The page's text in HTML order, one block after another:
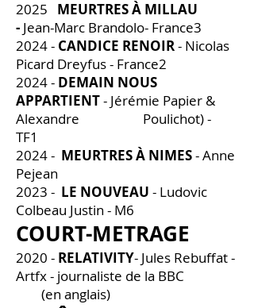
2025 MEURTRES À MILLAU
- Jean-Marc Brandolo- France3
2024 - CANDICE RENOIR- Nicolas
Picard Dreyfus - France2
2024 - DEMAIN NOUS
APPARTIENT- Jérémie Papier &
Alexandre Poulichot) -
TF1
2024 - MEURTRES À NIMES- Anne
Pejean
2023 - LE NOUVEAU - Ludovic
Colbeau Justin - M6
COURT-METRAGE
2020 - RELATIVITY- Jules Rebuffat -
Artfx - journaliste de la BBC
(en anglais)